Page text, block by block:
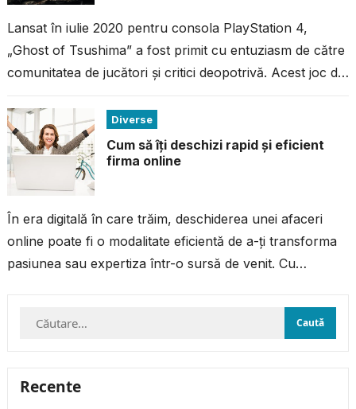
Lansat în iulie 2020 pentru consola PlayStation 4,
„Ghost of Tsushima” a fost primit cu entuziasm de către
comunitatea de jucători și critici deopotrivă. Acest joc de
Diverse
Cum să îți deschizi rapid și eficient
firma online
În era digitală în care trăim, deschiderea unei afaceri
online poate fi o modalitate eficientă de a-ți transforma
pasiunea sau expertiza într-o sursă de venit. Cu
Caută
Recente